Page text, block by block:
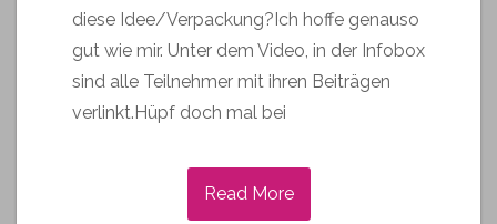
diese Idee/Verpackung?Ich hoffe genauso
gut wie mir. Unter dem Video, in der Infobox
sind alle Teilnehmer mit ihren Beiträgen
verlinkt.Hüpf doch mal bei
Read More